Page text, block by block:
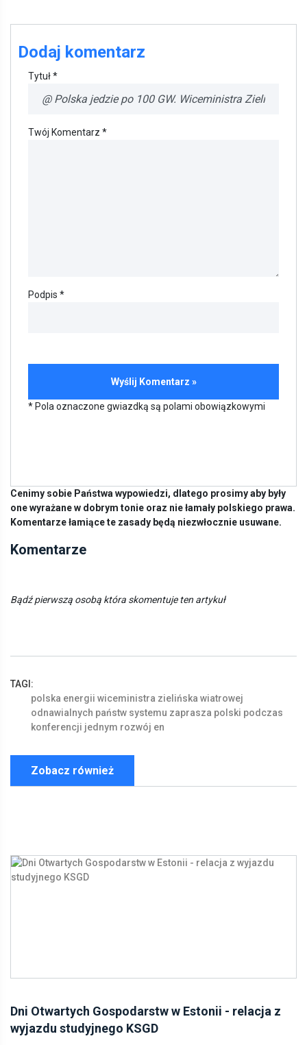
Dodaj komentarz
Tytuł *
Twój Komentarz *
Podpis *
* Pola oznaczone gwiazdką są polami obowiązkowymi
Cenimy sobie Państwa wypowiedzi, dlatego prosimy aby były
one wyrażane w dobrym tonie oraz nie łamały polskiego prawa.
Komentarze łamiące te zasady będą niezwłocznie usuwane.
Komentarze
Bądź pierwszą osobą która skomentuje ten artykuł
TAGI:
polska energii wiceministra zielińska wiatrowej
odnawialnych państw systemu zaprasza polski podczas
konferencji jednym rozwój en
Zobacz również
Dni Otwartych Gospodarstw w Estonii - relacja z
wyjazdu studyjnego KSGD